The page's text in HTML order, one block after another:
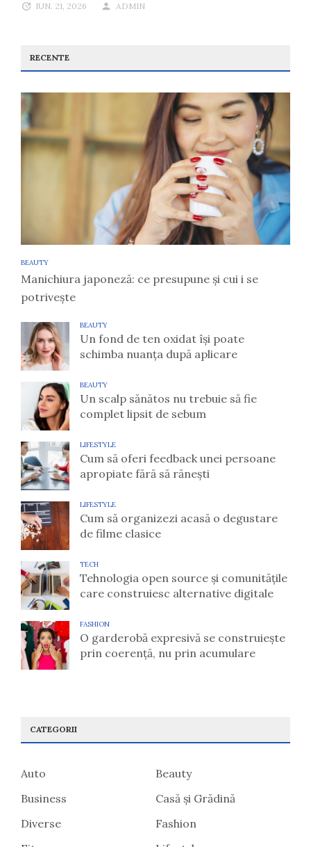
IUN. 21, 2026 ADMIN
RECENTE
BEAUTY
Manichiura japoneză: ce presupune și cui i se
potrivește
BEAUTY
Un fond de ten oxidat își poate
schimba nuanța după aplicare
BEAUTY
Un scalp sănătos nu trebuie să fie
complet lipsit de sebum
LIFESTYLE
Cum să oferi feedback unei persoane
apropiate fără să rănești
LIFESTYLE
Cum să organizezi acasă o degustare
de filme clasice
TECH
Tehnologia open source și comunitățile
care construiesc alternative digitale
FASHION
O garderobă expresivă se construiește
prin coerență, nu prin acumulare
CATEGORII
Auto
Beauty
Business
Casă și Grădină
Diverse
Fashion